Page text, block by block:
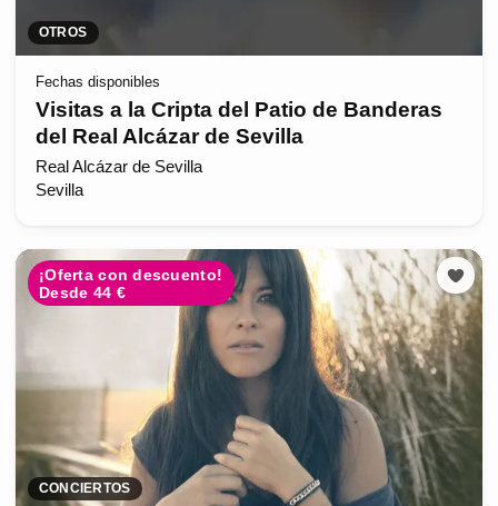
OTROS
Fechas disponibles
Visitas a la Cripta del Patio de Banderas
del Real Alcázar de Sevilla
Real Alcázar de Sevilla
Sevilla
¡Oferta con descuento!
Desde 44 €
CONCIERTOS